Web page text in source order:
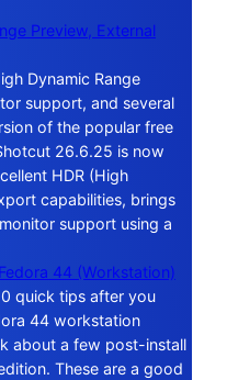
Preview, External
Dynamic Range
support, and several
of the popular free
26.6.25 is now
HDR (High
capabilities, brings
support using a
44 (Workstation)
quick tips after you
44 workstation
about a few post-install
These are a good